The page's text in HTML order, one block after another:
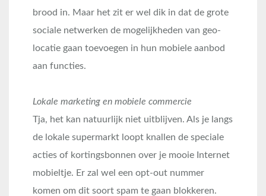
brood in. Maar het zit er wel dik in dat de grote
sociale netwerken de mogelijkheden van geo-
locatie gaan toevoegen in hun mobiele aanbod
aan functies.
Lokale marketing en mobiele commercie
Tja, het kan natuurlijk niet uitblijven. Als je langs
de lokale supermarkt loopt knallen de speciale
acties of kortingsbonnen over je mooie Internet
mobieltje. Er zal wel een opt-out nummer
komen om dit soort spam te gaan blokkeren.